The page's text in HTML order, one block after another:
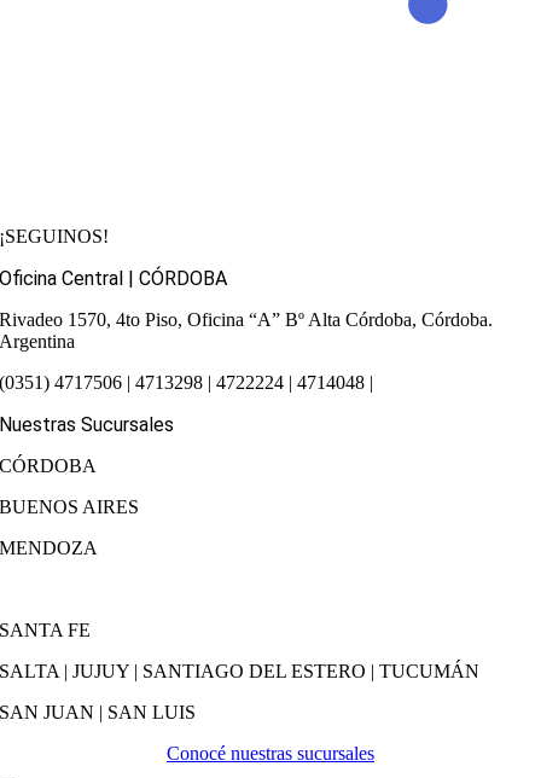
¡SEGUINOS!
Oficina Central | CÓRDOBA
Rivadeo 1570, 4to Piso, Oficina “A”Bº Alta Córdoba, Córdoba.
Argentina
(0351) 4717506 | 4713298 | 4722224 | 4714048 |
Nuestras Sucursales
CÓRDOBA
BUENOS AIRES
MENDOZA
SANTA FE
SALTA | JUJUY | SANTIAGO DEL ESTERO | TUCUMÁN
SAN JUAN | SAN LUIS
Conocé nuestras sucursales